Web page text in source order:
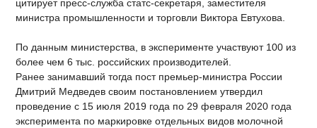
цитирует пресс-служба статс-секретаря, заместителя
министра промышленности и торговли Виктора Евтухова.
По данным министерства, в эксперименте участвуют 100 из
более чем 6 тыс. российских производителей.
Ранее занимавший тогда пост премьер-министра России
Дмитрий Медведев своим постановлением утвердил
проведение с 15 июля 2019 года по 29 февраля 2020 года
эксперимента по маркировке отдельных видов молочной